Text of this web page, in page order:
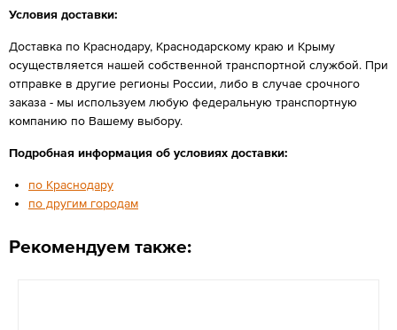
Условия доставки:
Доставка по Краснодару, Краснодарскому краю и Крыму
осуществляется нашей собственной транспортной службой. При
отправке в другие регионы России, либо в случае срочного
заказа - мы используем любую федеральную транспортную
компанию по Вашему выбору.
Подробная информация об условиях доставки:
по Краснодару
по другим городам
Рекомендуем также: